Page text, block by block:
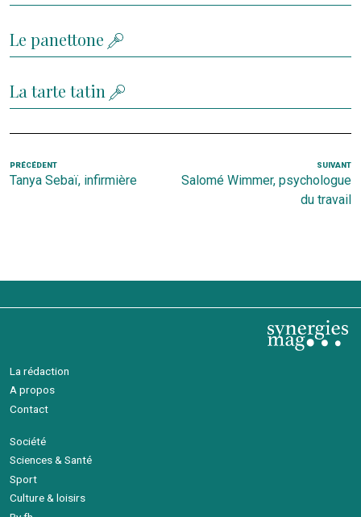
Le panettone
La tarte tatin
Navigation
de
Article
précédent
PRÉCÉDENT
Tanya Sebaï, infirmière
SUIVANT
Salomé Wimmer, psychologue
du travail
La rédaction
A propos
Contact
Société
Sciences & Santé
Sport
Culture & loisirs